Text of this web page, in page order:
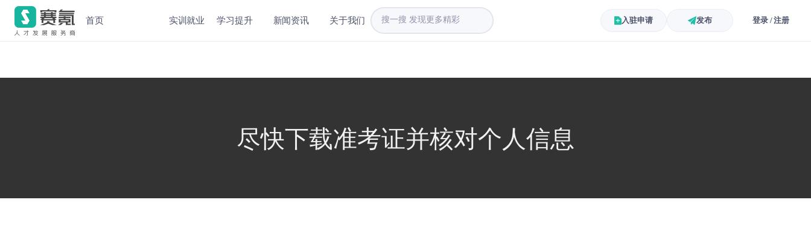
首页 实训就业 学习提升 新闻资讯 关于我们 入驻申请 发布 登录 / 注册
尽快下载准考证并核对个人信息